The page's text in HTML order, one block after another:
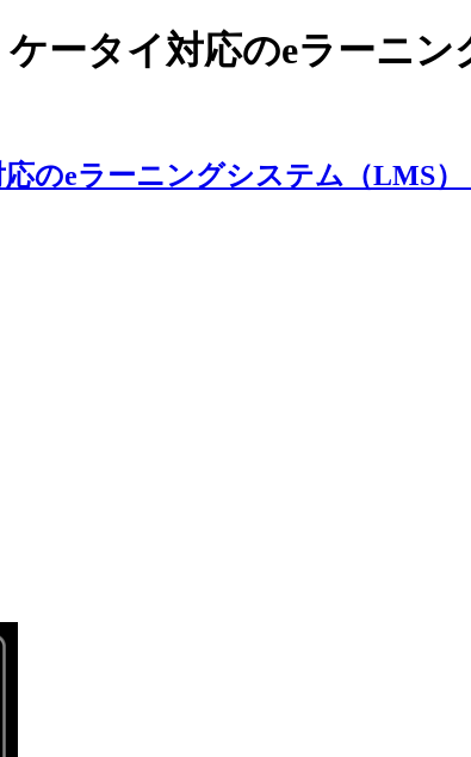
ータイ対応のeラーニ